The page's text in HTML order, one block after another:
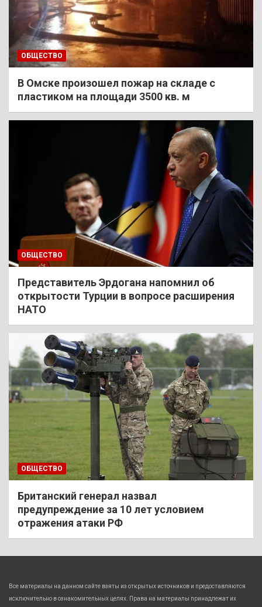
ОБЩЕСТВО
В Омске произошел пожар на складе с
пластиком на площади 3500 кв. м
ОБЩЕСТВО
Представитель Эрдогана напомнил об
открытости Турции в вопросе расширения
НАТО
ОБЩЕСТВО
Британский генерал назвал
предупреждение за 10 лет условием
отражения атаки РФ
Все материалы на данном сайте взяты из открытых источников и предоставляются
исключительно в ознакомительных целях. Права на материалы принадлежат их